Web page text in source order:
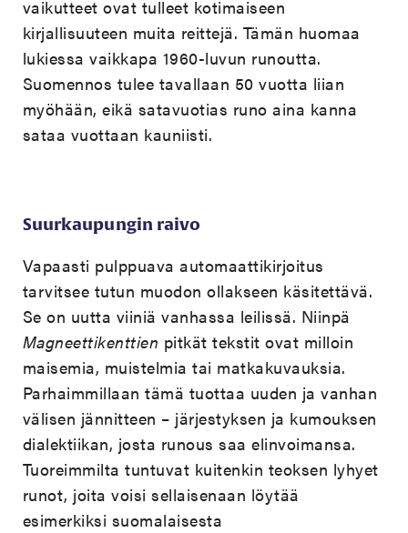
vaikutteet ovat tulleet kotimaiseen
kirjallisuuteen muita reittejä. Tämän huomaa
lukiessa vaikkapa 1960-luvun runoutta.
Suomennos tulee tavallaan 50 vuotta liian
myöhään, eikä satavuotias runo aina kanna
sataa vuottaan kauniisti.
Suurkaupungin raivo
Vapaasti pulppuava automaattikirjoitus
tarvitsee tutun muodon ollakseen käsitettävä.
Se on uutta viiniä vanhassa leilissä. Niinpä
Magneettikenttien pitkät tekstit ovat milloin
maisemia, muistelmia tai matkakuvauksia.
Parhaimmillaan tämä tuottaa uuden ja vanhan
välisen jännitteen – järjestyksen ja kumouksen
dialektiikan, josta runous saa elinvoimansa.
Tuoreimmilta tuntuvat kuitenkin teoksen lyhyet
runot, joita voisi sellaisenaan löytää
esimerkiksi suomalaisesta